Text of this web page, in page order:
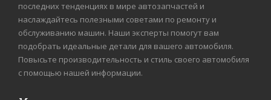
последних тенденциях в мире автозапчастей и
наслаждайтесь полезными советами по ремонту и
обслуживанию машин. Наши эксперты помогут вам
подобрать идеальные детали для вашего автомобиля.
Повысьте производительность и стиль своего автомобиля
с помощью нашей информации.